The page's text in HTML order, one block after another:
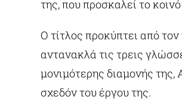
της, που προσκαλεί το
Ο τίτλος προκύπτει από
αντανακλά τις τρεις
μονιμότερης διαμονής
σχεδόν του έργου της.